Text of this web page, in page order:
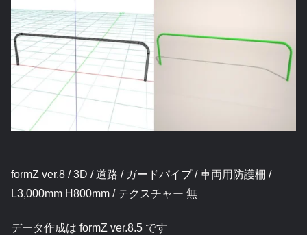
formZ ver.8 / 3D / 道路 / ガードパイプ / 車両用防護柵 /
L3,000mm H800mm / テクスチャー 無
データ作成は formZ ver.8.5 です